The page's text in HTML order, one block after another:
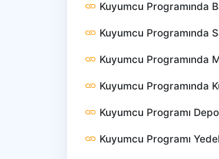
Kuyumcu Programında
Kuyumcu Programında
Kuyumcu Programında
Kuyumcu Programında
Kuyumcu Programı
Kuyumcu Programı